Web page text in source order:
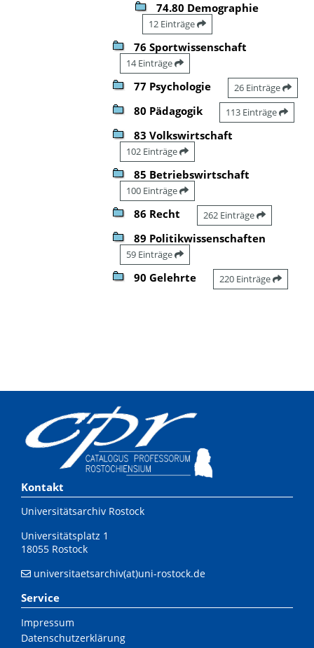
74.80 Demographie
12 Einträge
76 Sportwissenschaft
14 Einträge
77 Psychologie 26 Einträge
80 Pädagogik 113 Einträge
83 Volkswirtschaft
102 Einträge
85 Betriebswirtschaft
100 Einträge
86 Recht 262 Einträge
89 Politikwissenschaften
59 Einträge
90 Gelehrte 220 Einträge
Kontakt
Universitätsarchiv Rostock
Universitätsplatz 1
18055 Rostock
universitaetsarchiv(at)uni-rostock.de
Service
Impressum
Datenschutzerklärung